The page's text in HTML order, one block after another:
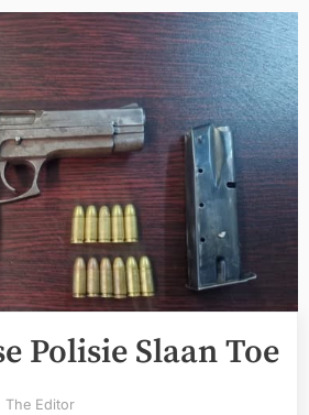
Polisie Slaan Toe
By
The Editor